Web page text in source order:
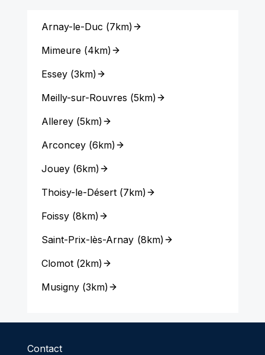
Arnay-le-Duc (7km)
Mimeure(4km)
Essey(3km)
Meilly-sur-Rouvres (5km)
Allerey(5km)
Arconcey(6km)
Jouey(6km)
Thoisy-le-Désert(7km)
Foissy(8km)
Saint-Prix-lès-Arnay (8km)
Clomot(2km)
Musigny(3km)
Contact